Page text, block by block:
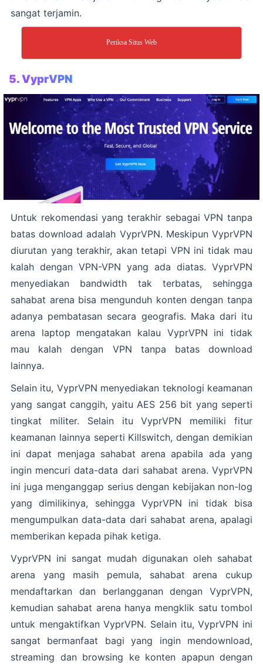
sangat terjamin.
Periksa Situs Web
5. VyprVPN
Untuk rekomendasi yang terakhir sebagai VPN tanpa
batas download adalah VyprVPN. Meskipun VyprVPN
diurutan yang terakhir, akan tetapi VPN ini tidak mau
kalah dengan VPN-VPN yang ada diatas. VyprVPN
menyediakan bandwidth tak terbatas, sehingga
sahabat arena bisa mengunduh konten dengan tanpa
adanya pembatasan secara geografis. Maka dari itu
arena laptop mengatakan kalau VyprVPN ini tidak
mau kalah dengan VPN tanpa batas download
lainnya.
Selain itu, VyprVPN menyediakan teknologi keamanan
yang sangat canggih, yaitu AES 256 bit yang seperti
tingkat militer. Selain itu VyprVPN memiliki fitur
keamanan lainnya seperti Killswitch, dengan demikian
ini dapat menjaga sahabat arena apabila ada yang
ingin mencuri data-data dari sahabat arena. VyprVPN
ini juga menganggap serius dengan kebijakan non-log
yang dimilikinya, sehingga VyprVPN ini tidak bisa
mengumpulkan data-data dari sahabat arena, apalagi
memberikan kepada pihak ketiga.
VyprVPN ini sangat mudah digunakan oleh sahabat
arena yang masih pemula, sahabat arena cukup
mendaftarkan dan berlangganan dengan VyprVPN,
kemudian sahabat arena hanya mengklik satu tombol
untuk mengaktifkan VyprVPN. Selain itu, VyprVPN ini
sangat bermanfaat bagi yang ingin mendownload,
streaming dan browsing ke konten apapun dengan